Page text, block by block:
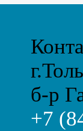
б-р
+7